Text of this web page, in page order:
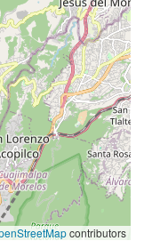
contributors